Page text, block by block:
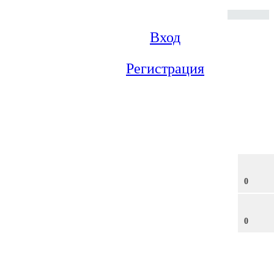
Вход
Регистрация
0
0